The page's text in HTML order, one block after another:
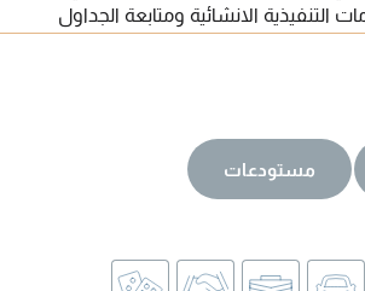
التنفيذية الانشائية ومتابعة الجداول
عمل مكتب فني أو موقع
مستودعات